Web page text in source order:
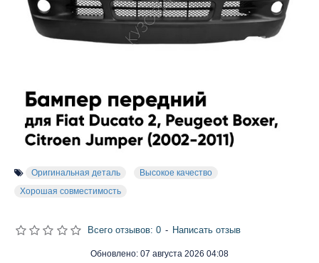
Оригинальная деталь
Высокое качество
Хорошая совместимость
Обновлено: 07 августа 2026 04:08
Всего отзывов: 0 - Написать отзыв